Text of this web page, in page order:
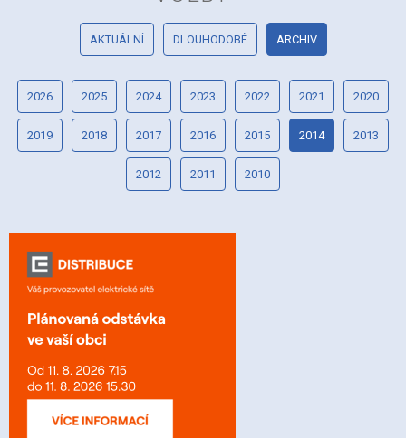
AKTUÁLNÍ DLOUHODOBÉ ARCHIV
2026 2025 2024 2023 2022 2021 2020
2019 2018 2017 2016 2015 2014 2013
2012 2011 2010